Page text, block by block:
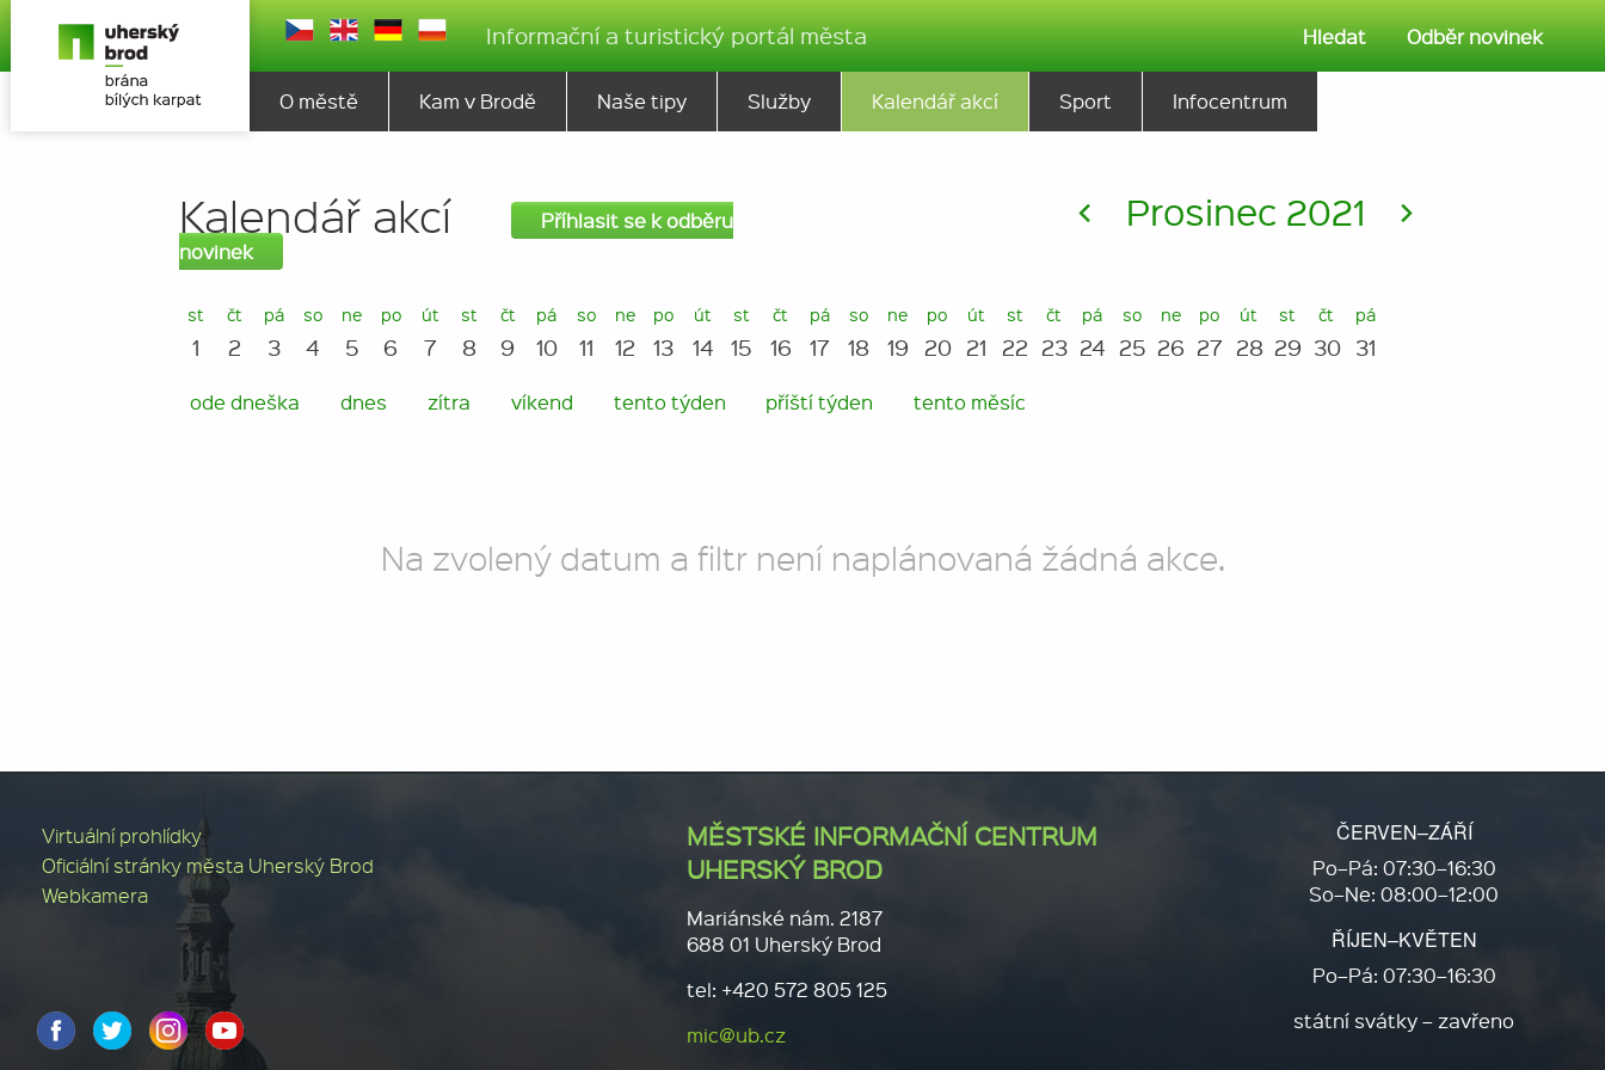
Informační a turistický portál města Hledat Odběr novinek
O městě Kam v Brodě Naše tipy Služby Kalendář akcí Sport Infocentrum
Kalendář akcí
Příhlasit se k odběru
novinek
< Prosinec 2021 >
st
1
čt
2
pá
3
so
4
ne
5
po
6
út
7
st
8
čt
9
pá
10
so
11
ne
12
po
13
út
14
st
15
čt
16
pá
17
so
18
ne
19
po
20
út
21
st
22
čt
23
pá
24
so
25
ne
26
po
27
út
28
st
29
čt
30
pá
31
ode dneška dnes zítra víkend tento týden příští týden tento měsíc
Na zvolený datum a filtr není naplánovaná žádná akce.
Virtuální prohlídky
Oficiální stránky města Uherský Brod
Webkamera
MĚSTSKÉ INFORMAČNÍ CENTRUM
UHERSKÝ BROD
Mariánské nám. 2187
688 01 Uherský Brod
tel: +420 572 805 125
mic@ub.cz
ČERVEN–ZÁŘÍ
Po–Pá: 07:30–16:30
So–Ne: 08:00–12:00
ŘÍJEN–KVĚTEN
Po–Pá: 07:30–16:30
státní svátky – zavřeno